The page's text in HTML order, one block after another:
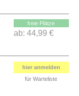
freie Plätze
ab: 44,99 €
hier anmelden
für Warteliste